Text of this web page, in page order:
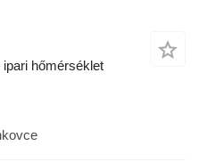
hőmérséklet